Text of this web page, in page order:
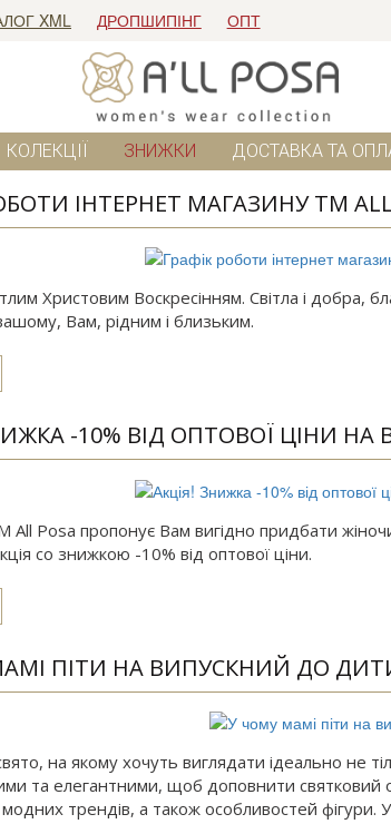
XML ДРОПШИПІНГ ОПТ
КОЛЕКЦІЇ ЗНИЖКИ ДОСТАВКА ТА
ІНТЕРНЕТ МАГАЗИНУ ТМ ALL
Христовим Воскресінням. Світла і добра,
Вам, рідним і близьким.
-10% ВІД ОПТОВОЇ ЦІНИ
All Posa пропонує Вам вигідно придбати
cо знижкою -10% від оптової ціни.
ПІТИ НА ВИПУСКНИЙ ДО
на якому хочуть виглядати ідеально не
та елегантними, щоб доповнити святковий
трендів, а також особливостей фігури. У